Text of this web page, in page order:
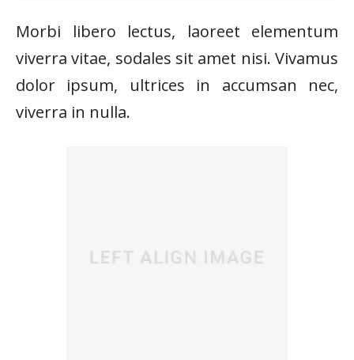
Morbi libero lectus, laoreet elementum
viverra vitae, sodales sit amet nisi. Vivamus
dolor ipsum, ultrices in accumsan nec,
viverra in nulla.